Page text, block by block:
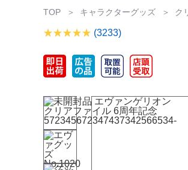
TOP キャラクターグッズ ク
(3233)